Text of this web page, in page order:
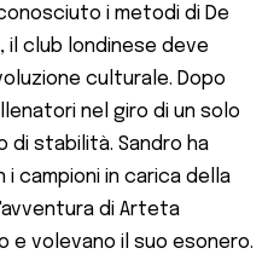
i metodi di De
il club londinese deve
culturale. Dopo
nel giro di un solo
di stabilità. Sandro ha
campioni in carica della
di Arteta
e volevano il suo esonero.